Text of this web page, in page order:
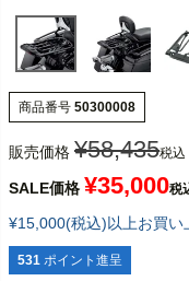
商品番号 50300008
販売価格 ¥58,435税込
SALE価格 ¥35,000税
¥15,000(税込)以上お買い
531 ポイント進呈